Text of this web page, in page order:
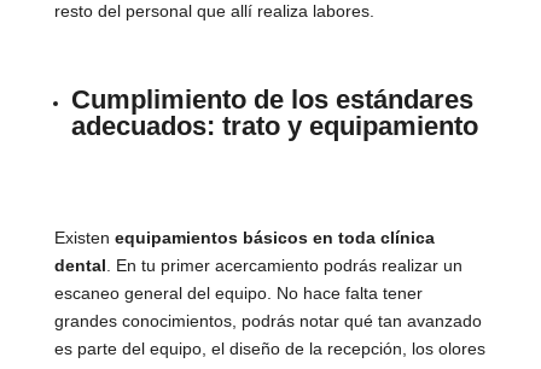
resto del personal que allí realiza labores.
Cumplimiento de los estándares
adecuados: trato y equipamiento
Existen equipamientos básicos en toda clínica
dental. En tu primer acercamiento podrás realizar un
escaneo general del equipo. No hace falta tener
grandes conocimientos, podrás notar qué tan avanzado
es parte del equipo, el diseño de la recepción, los olores